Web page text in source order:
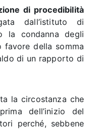
di procedibilità
dall’istituto di
la condanna degli
della somma
di un rapporto di
la circostanza che
dell’inizio del
perché, sebbene